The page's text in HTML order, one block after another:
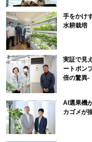
手をかけ
水耕栽培
実証で見
ートポン
倍の驚異-
AI選果機
カゴメが